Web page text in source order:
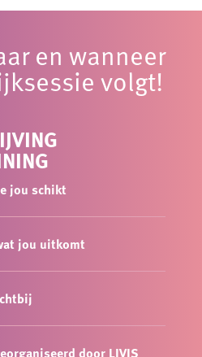
en wanneer
volgt!
jou schikt
jou uitkomt
door LIVIS